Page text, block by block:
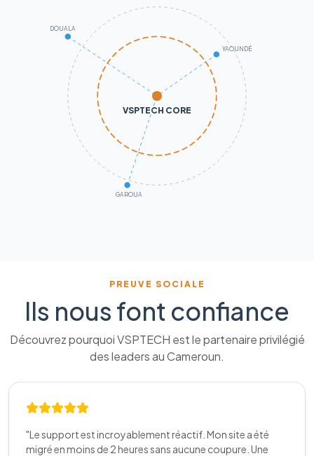
VSPTECH CORE
DOUALA
YAOUNDÉ
GAROUA
PREUVE SOCIALE
Ils nous font confiance
Découvrez pourquoi VSPTECH est le partenaire privilégié
des leaders au Cameroun.
"Le support est incroyablement réactif. Mon site a été
migré en moins de 2 heures sans aucune coupure. Une